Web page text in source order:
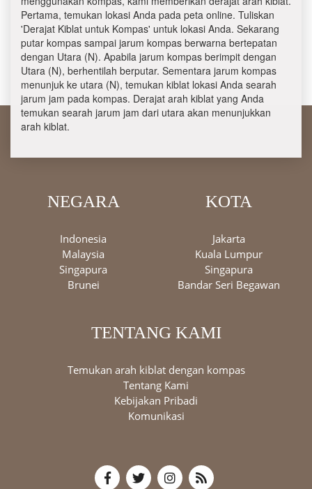
Pertama, temukan lokasi Anda pada peta online. Tuliskan
'Derajat Kiblat untuk Kompas' untuk lokasi Anda. Sekarang
putar kompas sampai jarum kompas berwarna bertepatan
dengan Utara (N). Apabila jarum kompas berimpit dengan
Utara (N), berhentilah berputar. Sementara jarum kompas
menunjuk ke utara (N), temukan kiblat lokasi Anda searah
jarum jam pada kompas. Derajat arah kiblat yang Anda
temukan searah jarum jam dari utara akan menunjukkan
arah kiblat.
NEGARA
Indonesia
Malaysia
Singapura
Brunei
KOTA
Jakarta
Kuala Lumpur
Singapura
Bandar Seri Begawan
TENTANG KAMI
Temukan arah kiblat dengan kompas
Tentang Kami
Kebijakan Pribadi
Komunikasi